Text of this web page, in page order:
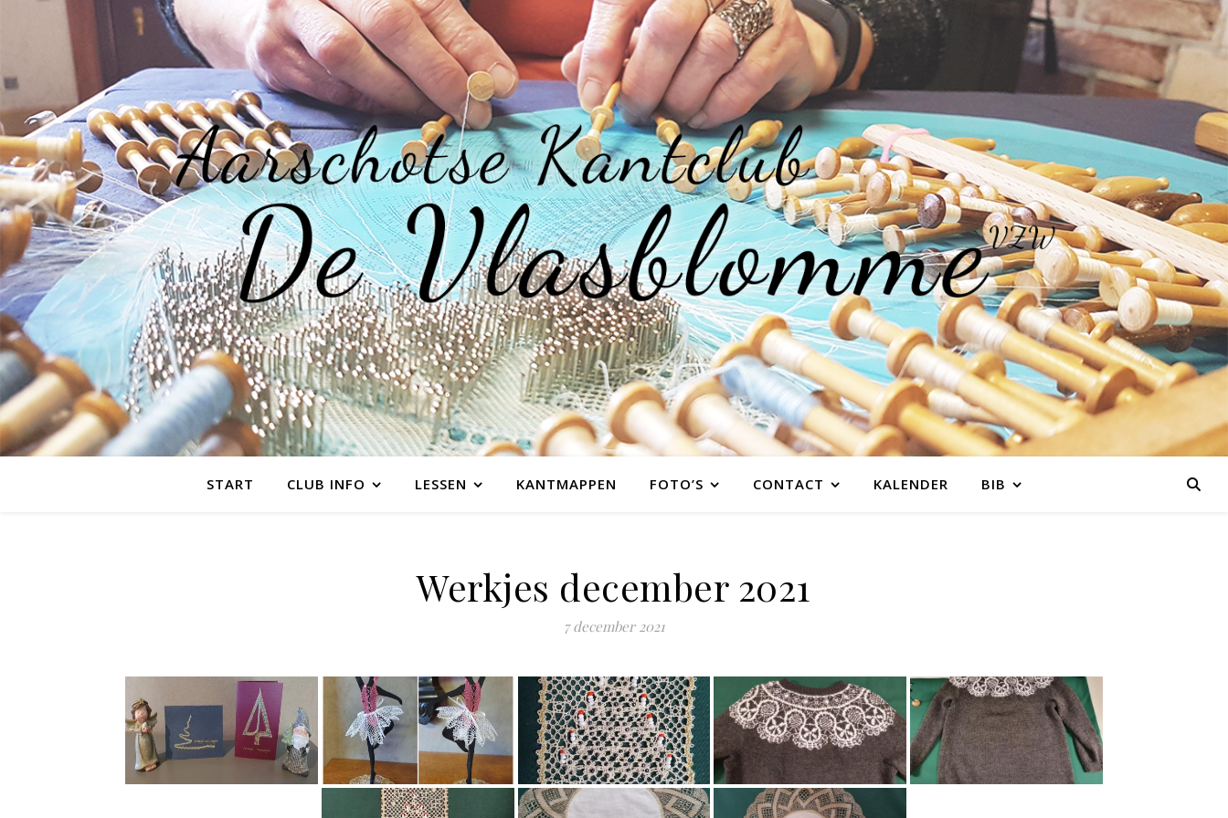
START CLUB INFO LESSEN KANTMAPPEN FOTO’S CONTACT KALENDER BIB
Werkjes december 2021
7 december 2021